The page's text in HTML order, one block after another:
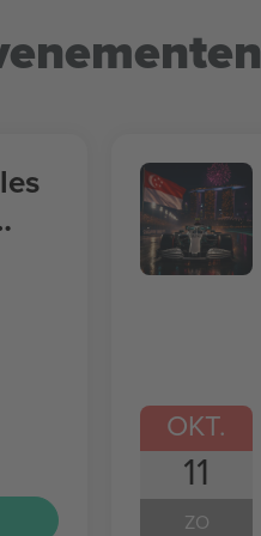
OKT.
11
ZO